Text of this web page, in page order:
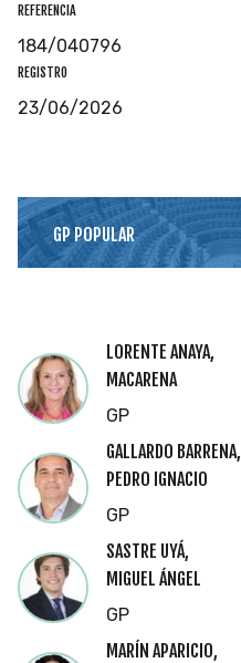
REFERENCIA
184/040796
REGISTRO
23/06/2026
GP POPULAR
LORENTE ANAYA,
MACARENA
GP
GALLARDO BARRENA,
PEDRO IGNACIO
GP
SASTRE UYÁ,
MIGUEL ÁNGEL
GP
MARÍN APARICIO,